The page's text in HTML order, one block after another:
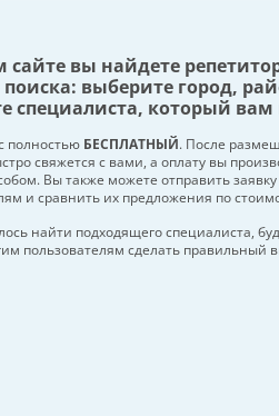
вы найдете
поиска: выберите город,
специалиста, который вам
полностью БЕСПЛАТНЫЙ. После
свяжется с вами, а оплату вы
Вы также можете отправить заявку
и сравнить их предложения по
найти подходящего специалиста,
пользователям сделать правильный